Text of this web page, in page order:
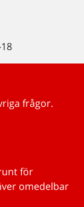
frågor.
för
omedelbar